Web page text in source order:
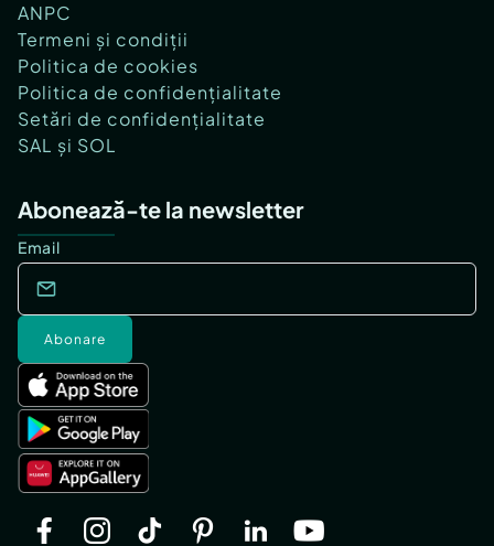
ANPC
Termeni și condiții
Politica de cookies
Politica de confidențialitate
Setări de confidențialitate
SAL și SOL
Abonează-te la newsletter
Email
Abonare